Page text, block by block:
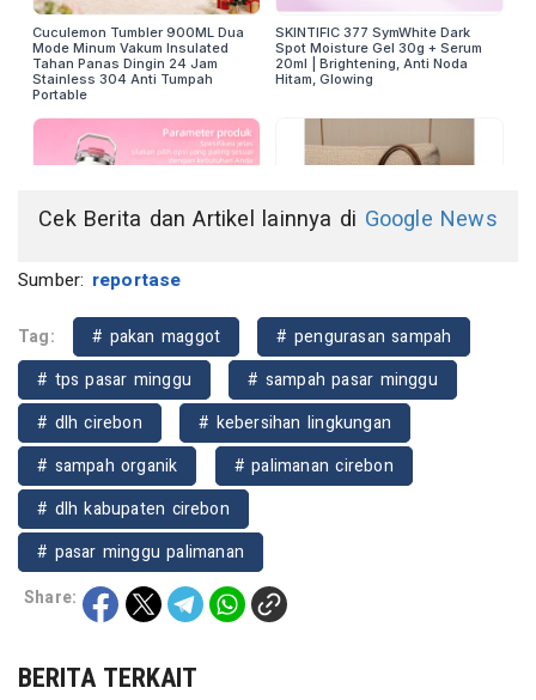
Cek Berita dan Artikel lainnya di Google News
Sumber: reportase
Tag: # pakan maggot
# pengurasan sampah
# tps pasar minggu
# sampah pasar minggu
# dlh cirebon
# kebersihan lingkungan
# sampah organik
# palimanan cirebon
# dlh kabupaten cirebon
# pasar minggu palimanan
Share:
BERITA TERKAIT